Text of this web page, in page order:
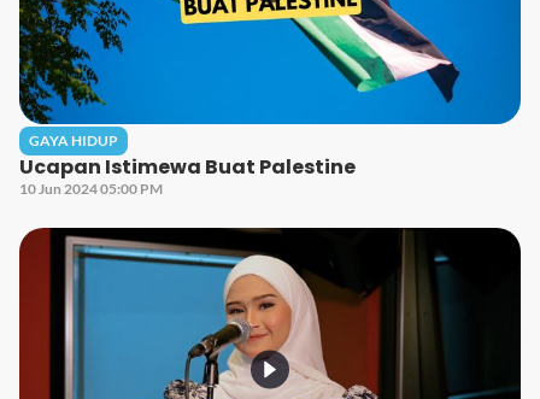
GAYA HIDUP
Ucapan Istimewa Buat Palestine
10 Jun 2024 05:00 PM